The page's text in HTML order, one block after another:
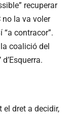
recuperar
no la va voler
contracor”.
coalició del
dret a decidir,